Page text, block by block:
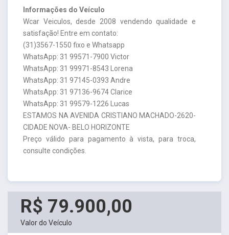
Informações do Veículo
Wcar Veiculos, desde 2008 vendendo qualidade e
satisfação! Entre em contato:
(31)3567-1550 fixo e Whatsapp
WhatsApp: 31 99571-7900 Victor
WhatsApp: 31 99971-8543 Lorena
WhatsApp: 31 97145-0393 Andre
WhatsApp: 31 97136-9674 Clarice
WhatsApp: 31 99579-1226 Lucas
ESTAMOS NA AVENIDA CRISTIANO MACHADO-2620-
CIDADE NOVA- BELO HORIZONTE
Preço válido para pagamento à vista, para troca,
consulte condições.
R$ 79.900,00
Valor do Veículo